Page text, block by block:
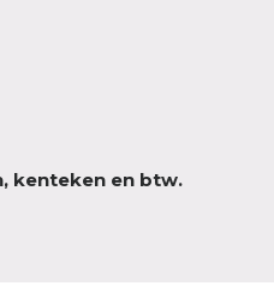
kenteken en btw.